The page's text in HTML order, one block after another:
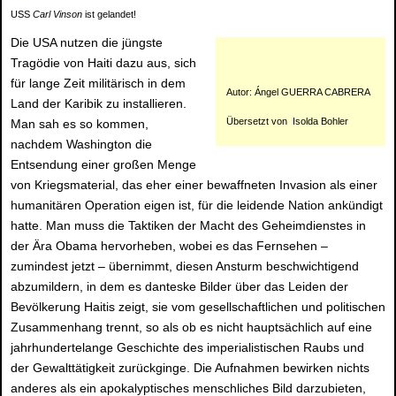
USS Carl Vinson ist gelandet!
Autor: Ángel GUERRA CABRERA
Übersetzt von Isolda Bohler
Die USA nutzen die jüngste
Tragödie von Haiti dazu aus, sich
für lange Zeit militärisch in dem
Land der Karibik zu installieren.
Man sah es so kommen,
nachdem Washington die
Entsendung einer großen Menge
von Kriegsmaterial, das eher einer bewaffneten Invasion als einer
humanitären Operation eigen ist, für die leidende Nation ankündigt
hatte. Man muss die Taktiken der Macht des Geheimdienstes in
der Ära Obama hervorheben, wobei es das Fernsehen –
zumindest jetzt – übernimmt, diesen Ansturm beschwichtigend
abzumildern, in dem es danteske Bilder über das Leiden der
Bevölkerung Haitis zeigt, sie vom gesellschaftlichen und politischen
Zusammenhang trennt, so als ob es nicht hauptsächlich auf eine
jahrhundertelange Geschichte des imperialistischen Raubs und
der Gewalttätigkeit zurückginge. Die Aufnahmen bewirken nichts
anderes als ein apokalyptisches menschliches Bild darzubieten,